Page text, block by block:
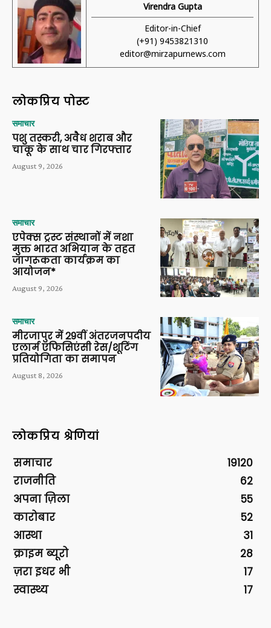
Virendra Gupta
Editor-in-Chief
(+91) 9453821310
editor@mirzapurnews.com
लोकप्रिय पोस्ट
समाचार
पशु तस्करी, अवैध शराब और
चाकू के साथ चार गिरफ्तार
August 9, 2026
समाचार
एपेक्स ट्रस्ट संस्थानों में नशा
मुक्त भारत अभियान के तहत
जागरूकता कार्यक्रम का
आयोजन*
August 9, 2026
समाचार
मीरजापुर में 29वीं अंतरजनपदीय
एलार्म एफिसिएंसी रेस/शूटिंग
प्रतियोगिता का समापन
August 8, 2026
लोकप्रिय श्रेणियां
समाचार
19120
राजनीति
62
अपना ज़िला
55
कारोबार
52
आस्था
31
क्राइम ब्यूरो
28
ज़रा इधर भी
17
स्वास्थ्य
17